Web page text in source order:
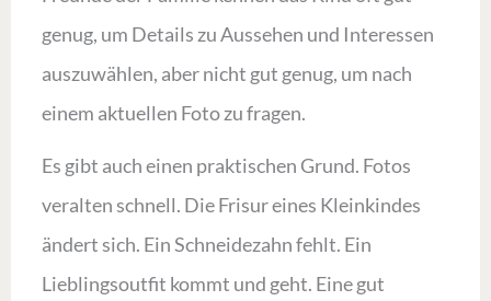
genug, um Details zu Aussehen und Interessen
auszuwählen, aber nicht gut genug, um nach
einem aktuellen Foto zu fragen.
Es gibt auch einen praktischen Grund. Fotos
veralten schnell. Die Frisur eines Kleinkindes
ändert sich. Ein Schneidezahn fehlt. Ein
Lieblingsoutfit kommt und geht. Eine gut